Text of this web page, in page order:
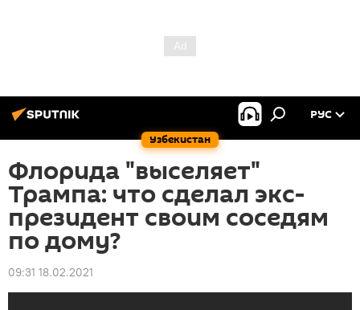
Узбекистан
РУС
Флорида "выселяет"
Трампа: что сделал экс-
президент своим соседям
по дому?
09:31 18.02.2021